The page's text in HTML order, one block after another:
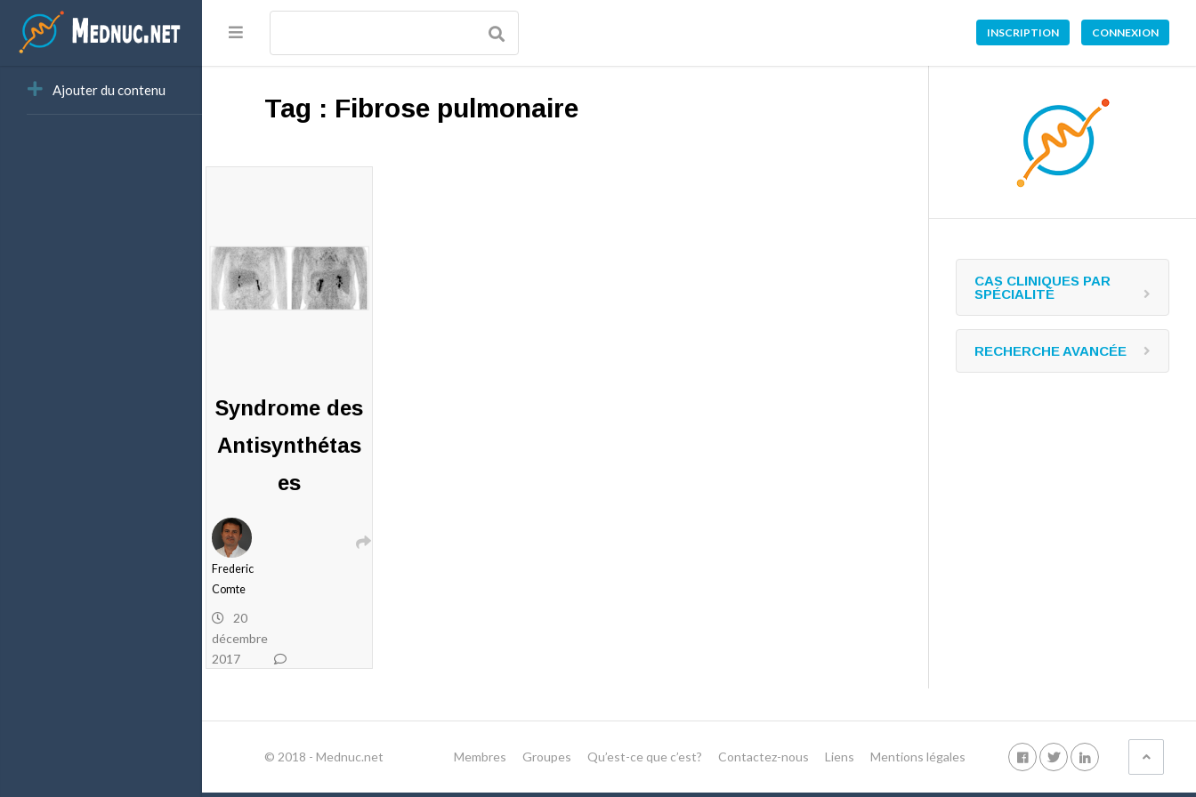
INSCRIPTION CONNEXION
Ajouter du contenu
Tag : Fibrose pulmonaire
Syndrome des
Antisynthétas
es
Frederic
Comte
20
décembre
2017
CAS CLINIQUES PAR
SPÉCIALITÉ
RECHERCHE AVANCÉE
© 2018 - Mednuc.net Membres Groupes Qu’est-ce que c’est? Contactez-nous Liens Mentions légales